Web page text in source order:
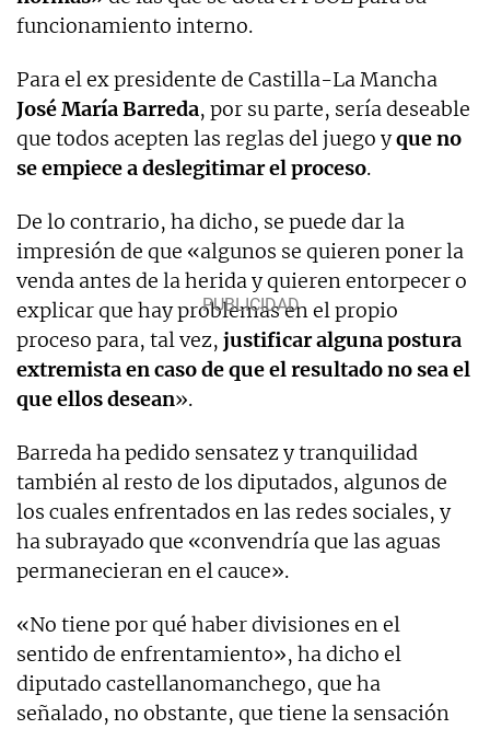
funcionamiento interno.
Para el ex presidente de Castilla-La Mancha
José María Barreda, por su parte, sería deseable
que todos acepten las reglas del juego yque no
se empiece a deslegitimar el proceso.
De lo contrario, ha dicho, se puede dar la
impresión de que «algunos se quieren poner la
venda antes de la herida y quieren entorpecer o
explicar que hay problemas en el propio
proceso para, tal vez, justificar alguna postura
extremista en caso de que el resultado no sea el
que ellos desean».
Barreda ha pedido sensatez y tranquilidad
también al resto de los diputados, algunos de
los cuales enfrentados en las redes sociales, y
ha subrayado que «convendría que las aguas
permanecieran en el cauce».
«No tiene por qué haber divisiones en el
sentido de enfrentamiento», ha dicho el
diputado castellanomanchego, que ha
señalado, no obstante, que tiene la sensación